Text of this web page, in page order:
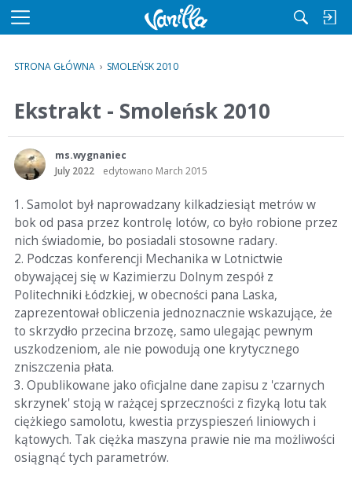
M
u
STRONA GŁÓWNA › SMOLEŃSK 2010
Ekstrakt - Smoleńsk 2010
ms.wygnaniec
July 2022
edytowano March 2015
1. Samolot był naprowadzany kilkadziesiąt metrów w
bok od pasa przez kontrolę lotów, co było robione przez
nich świadomie, bo posiadali stosowne radary.
2. Podczas konferencji Mechanika w Lotnictwie
obywającej się w Kazimierzu Dolnym zespół z
Politechniki Łódzkiej, w obecności pana Laska,
zaprezentował obliczenia jednoznacznie wskazujące, że
to skrzydło przecina brzozę, samo ulegając pewnym
uszkodzeniom, ale nie powodują one krytycznego
zniszczenia płata.
3. Opublikowane jako oficjalne dane zapisu z 'czarnych
skrzynek' stoją w rażącej sprzeczności z fizyką lotu tak
ciężkiego samolotu, kwestia przyspieszeń liniowych i
kątowych. Tak ciężka maszyna prawie nie ma możliwości
osiągnąć tych parametrów.